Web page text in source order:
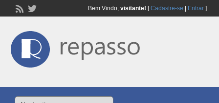
Bem Vindo, visitante! [Cadastre-se Entrar]